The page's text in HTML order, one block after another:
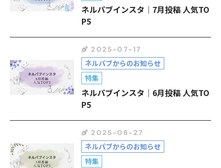
ネルパブインスタ｜7月投稿 人気TO
P5
2025-07-17
ネルパブからのお知らせ
特集
ネルパブインスタ｜6月投稿 人気TO
P5
2025-06-27
ネルパブからのお知らせ
特集